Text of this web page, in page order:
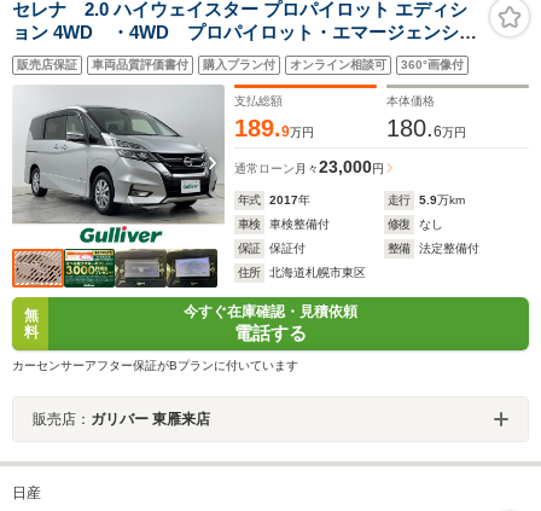
セレナ 2.0 ハイウェイスター プロパイロット エディシ
ョン 4WD ・4WD プロパイロット・エマージェンシー
ブレーキ・純正ディーラーOPナビ・DVD.CD.SD.BT.フル
セグ・バックカメラ・両側パワースライドドア・ビルト
インETC・クルーズコントロー
販売店保証 車両品質評価書付 購入プラン付 オンライン相談可 360°画像付
支払総額
189.9万円
本体価格
180.6万円
通常ローン 月々23,000円
年式 2017年 走行 5.9万km
車検
車検整備付 修復
なし
保証
保証付 整備
法定整備付
住所
北海道札幌市東区
無
料
今すぐ在庫確認・見積依頼
電話する
カーセンサーアフター保証がBプランに付いています
販売店： ガリバー 東雁来店
日産